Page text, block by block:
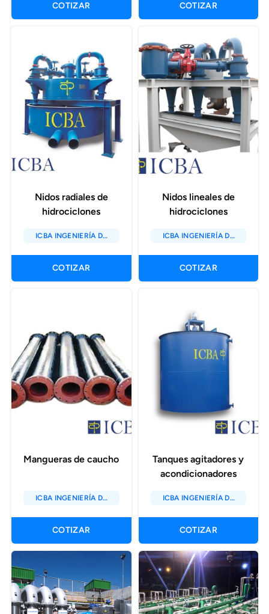
COTIZAR COTIZAR
Nidos radiales de
hidrociclones
ICBA INGENIERÍA DE
COTIZAR
Nidos lineales de
hidrociclones
ICBA INGENIERÍA DE
COTIZAR
Mangueras de caucho
ICBA INGENIERÍA DE
COTIZAR
Tanques agitadores y
acondicionadores
ICBA INGENIERÍA DE
COTIZAR